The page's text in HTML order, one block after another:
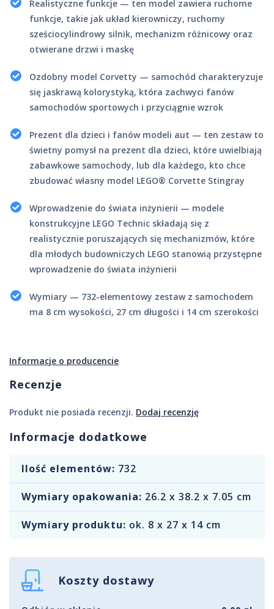
Realistyczne funkcje — ten model zawiera ruchome
funkcje, takie jak układ kierowniczy, ruchomy
sześciocylindrowy silnik, mechanizm różnicowy oraz
otwierane drzwi i maskę
Ozdobny model Corvetty — samochód charakteryzuje
się jaskrawą kolorystyką, która zachwyci fanów
samochodów sportowych i przyciągnie wzrok
Prezent dla dzieci i fanów modeli aut — ten zestaw to
świetny pomysł na prezent dla dzieci, które uwielbiają
zabawkowe samochody, lub dla każdego, kto chce
zbudować własny model LEGO® Corvette Stingray
Wprowadzenie do świata inżynierii — modele
konstrukcyjne LEGO Technic składają się z
realistycznie poruszających się mechanizmów, które
dla młodych budowniczych LEGO stanowią przystępne
wprowadzenie do świata inżynierii
Wymiary — 732-elementowy zestaw z samochodem
ma 8 cm wysokości, 27 cm długości i 14 cm szerokości
Informacje o producencie
Recenzje
Produkt nie posiada recenzji. Dodaj recenzję
Informacje dodatkowe
Ilość elementów: 732
Wymiary opakowania: 26.2 x 38.2 x 7.05 cm
Wymiary produktu: ok. 8 x 27 x 14 cm
Koszty dostawy